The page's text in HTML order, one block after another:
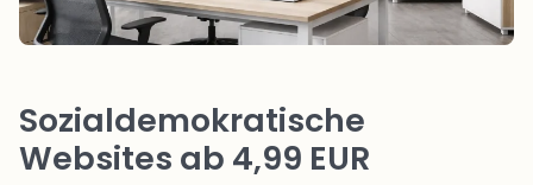
Sozialdemokratische
Websites ab 4,99 EUR